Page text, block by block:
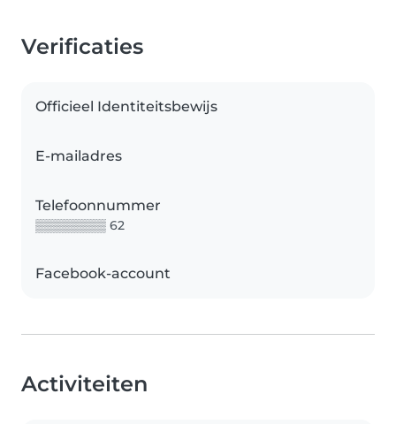
Verificaties
Officieel Identiteitsbewijs
E-mailadres
Telefoonnummer
▒▒▒▒▒▒▒▒ 62
Facebook-account
Activiteiten